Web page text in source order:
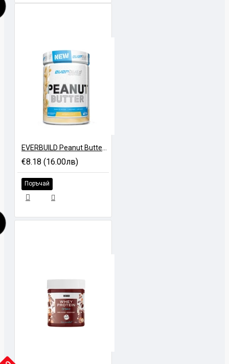
EVERBUILD Peanut Butter - 495 gr
€8.18 (16.00лв)
Поръчай